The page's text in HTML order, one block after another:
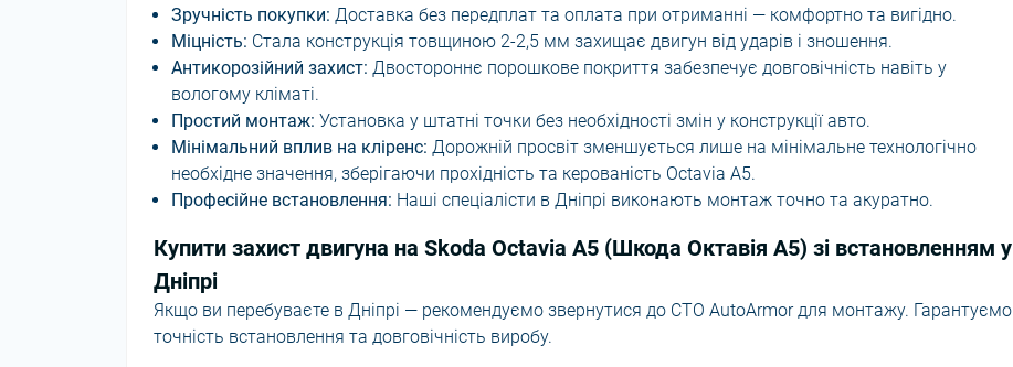
Зручність покупки: Доставка без передплат та оплата при отриманні — комфортно та вигідно.
Міцність: Стала конструкція товщиною 2-2,5 мм захищає двигун від ударів і зношення.
Антикорозійний захист: Двостороннє порошкове покриття забезпечує довговічність навіть у
вологому кліматі.
Простий монтаж: Установка у штатні точки без необхідності змін у конструкції авто.
Мінімальний вплив на кліренс: Дорожній просвіт зменшується лише на мінімальне технологічно
необхідне значення, зберігаючи прохідність та керованість Octavia A5.
Професійне встановлення: Наші спеціалісти в Дніпрі виконають монтаж точно та акуратно.
Купити захист двигуна на Skoda Octavia A5 (Шкода Октавія A5) зі встановленням у
Дніпрі
Якщо ви перебуваєте в Дніпрі — рекомендуємо звернутися до СТО AutoArmor для монтажу. Гарантуємо
точність встановлення та довговічність виробу.